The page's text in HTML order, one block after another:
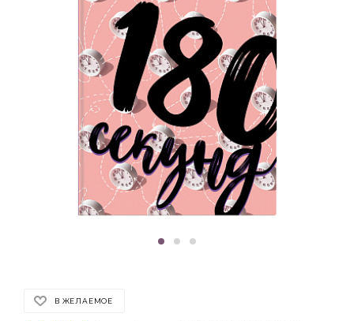
В ЖЕЛАЕМОЕ